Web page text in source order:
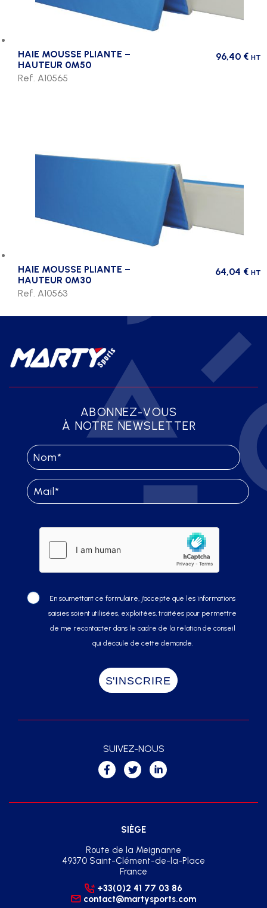
HAIE MOUSSE PLIANTE –
HAUTEUR 0M50
96,40 € HT
Ref. A10565
HAIE MOUSSE PLIANTE –
HAUTEUR 0M30
64,04 € HT
Ref. A10563
ABONNEZ-VOUS
À NOTRE NEWSLETTER
En soumettant ce formulaire, j’accepte que les informations
saisies soient utilisées, exploitées, traitées pour permettre
de me recontacter dans le cadre de la relation de conseil
qui découle de cette demande.
SIÈGE
Route de la Meignanne
49370 Saint-Clément-de-la-Place
France
+33(0)2 41 77 03 86
contact@martysports.com
SUIVEZ-NOUS